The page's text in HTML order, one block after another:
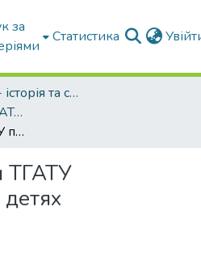
за
Статистика
"Alma Mater" - історія та сьогодення Університету
Публікації МІМСГ, ТДАТА, ТДАТУ
Преподаватели ТГАТУ позаботились о детях переселенцев
ТГАТУ